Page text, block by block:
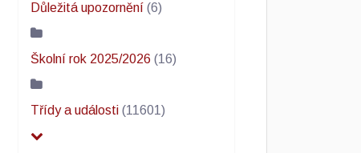
Důležitá upozornění (6)
Školní rok 2025/2026 (16)
Třídy a události (11601)